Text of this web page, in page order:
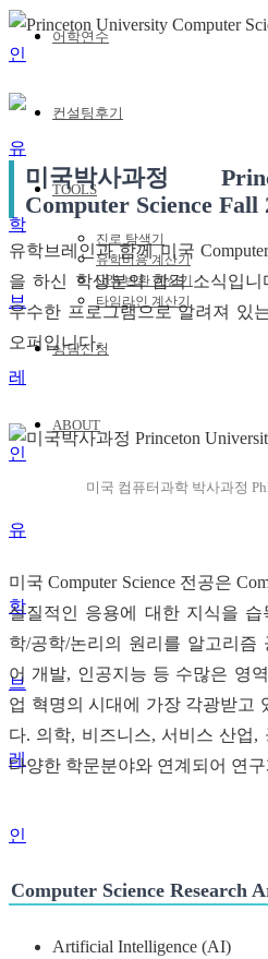
유
학
브
레
인
어학연수
컨설팅후기
TOOLS
진로 탐색기
유학비용 계산기
GPA 변환 계산기
타임라인 계산기
상담신청
ABOUT
미국박사과정
Computer Science Fall
유학브레인과 함께 미국
을 하신 학생분의 합격 소식입니
우수한 프로그램으로 알려져 있
오퍼입니다.
미국 컴퓨터과학 박사과정
미국 Computer Science 전공은
실질적인 응용에 대한 지식을
학/공학/논리의 원리를 알고리즘
어 개발, 인공지능 등 수많은 영
업 혁명의 시대에 가장 각광받고
다. 의학, 비즈니스, 서비스 산업,
다양한 학문분야와 연계되어 연
Computer Science Research
Artificial Intelligence (AI)